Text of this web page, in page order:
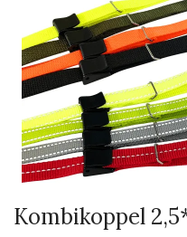
Kombikoppel